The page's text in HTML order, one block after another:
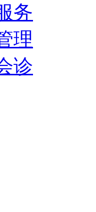
务
理
诊